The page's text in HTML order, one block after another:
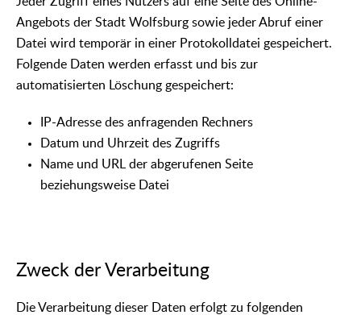
Angebots der Stadt Wolfsburg sowie jeder Abruf einer
Datei wird temporär in einer Protokolldatei gespeichert.
Folgende Daten werden erfasst und bis zur
automatisierten Löschung gespeichert:
IP-Adresse des anfragenden Rechners
Datum und Uhrzeit des Zugriffs
Name und URL der abgerufenen Seite
beziehungsweise Datei
Zweck der Verarbeitung
Die Verarbeitung dieser Daten erfolgt zu folgenden